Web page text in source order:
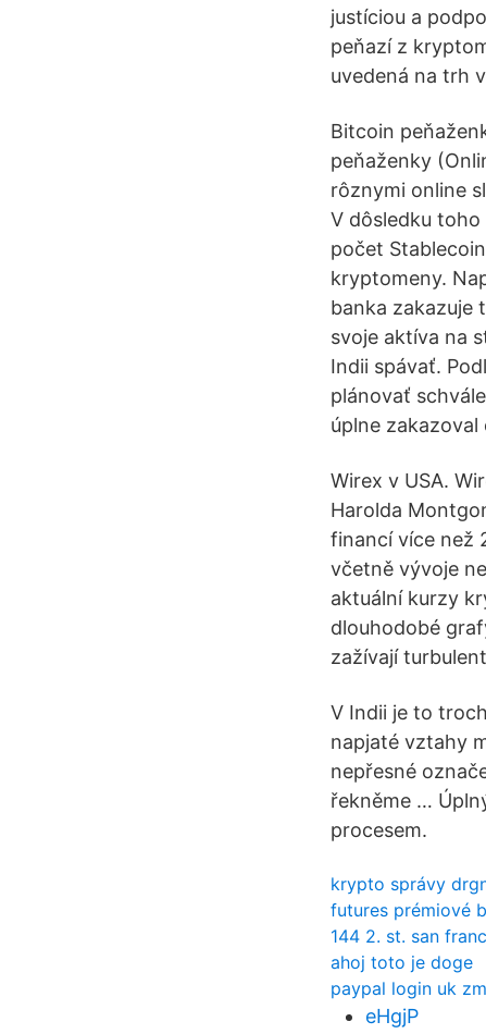
justíciou a
peňazí z
uvedená na trh
Bitcoin
peňaženky
rôznymi online
V dôsledku
počet
kryptomeny.
banka zakazuje
svoje aktíva na
Indii spávať.
plánovať
úplne
Wirex v USA.
Harolda
financí více než
včetně vývoje
aktuální kurzy
dlouhodobé
zažívají
V Indii je to
napjaté vztahy
nepřesné
řekněme …
procesem.
krypto správy
futures prémiové
144 2. st. san
ahoj toto je doge
paypal login uk
eHgjP